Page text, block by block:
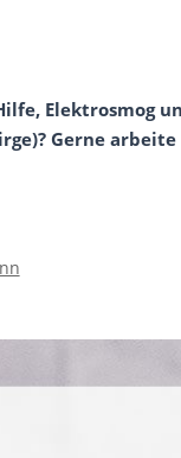
Elektrosmog
Gerne